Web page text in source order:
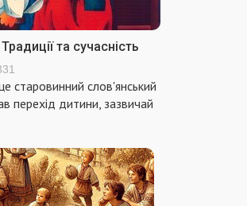
та сучасність
старовинний слов'янський
перехід дитини, зазвичай